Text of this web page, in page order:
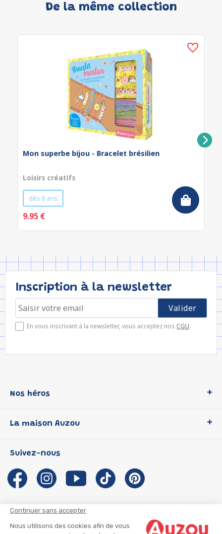
Continuer sans accepter
Nous utilisons des cookies afin de vous
De la même collection
Mon superbe bijou - Bracelet brésilien
Loisirs créatifs
dès 6 ans
9.95 €
Inscription à la newsletter
En vous inscrivant à la newsletter, vous acceptez nos CGU.
Nos héros
P'tit Loup
Les Influenceuses
Migali
Petite Taupe
La maison Auzou
Notre histoire
Auzou s'engage
Auteurs et illustrateurs Auzou
Suivez-nous
CGU